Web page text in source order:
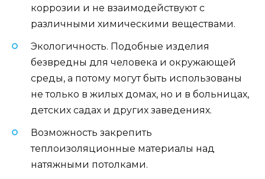
коррозии и не взаимодействуют с
различными химическими веществами.
Экологичность. Подобные изделия
безвредны для человека и окружающей
среды, а потому могут быть использованы
не только в жилых домах, но и в больницах,
детских садах и других заведениях.
Возможность закрепить
теплоизоляционные материалы над
натяжными потолками.